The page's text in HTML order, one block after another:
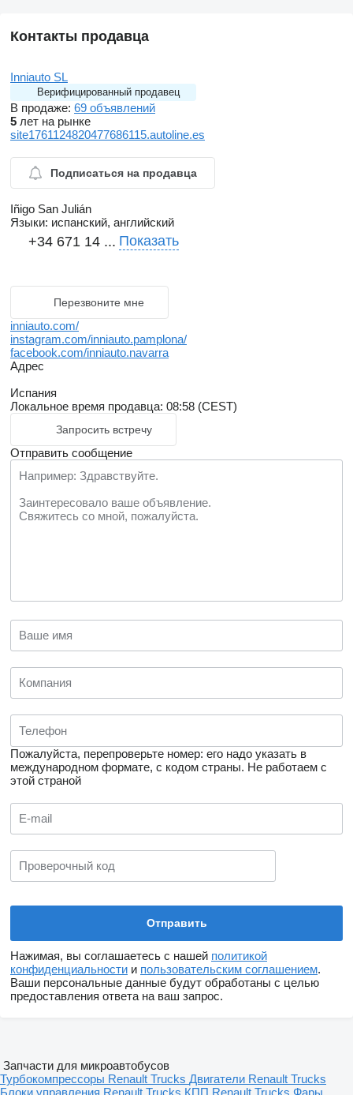
Контакты продавца
Inniauto SL
Верифицированный продавец
В продаже: 69 объявлений
5 лет на рынке
site1761124820477686115.autoline.es
Подписаться на продавца
Iñigo San Julián
Языки: испанский, английский
+34 671 14 ... Показать
Перезвоните мне
inniauto.com/
instagram.com/inniauto.pamplona/
facebook.com/inniauto.navarra
Адрес
Испания
Локальное время продавца: 08:58 (CEST)
Запросить встречу
Отправить сообщение
Пожалуйста, перепроверьте номер: его надо указать в
международном формате, с кодом страны. Не работаем с
этой страной
Нажимая, вы соглашаетесь с нашей политикой
конфиденциальности и пользовательским соглашением.
Ваши персональные данные будут обработаны с целью
предоставления ответа на ваш запрос.
Запчасти для микроавтобусов
Турбокомпрессоры Renault Trucks Двигатели Renault Trucks
Блоки управления Renault Trucks КПП Renault Trucks Фары